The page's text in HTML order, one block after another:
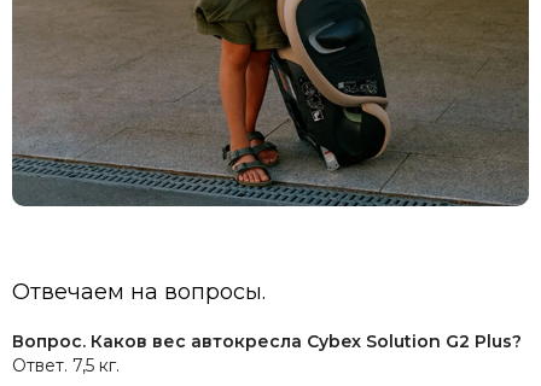
Отвечаем на вопросы.
Вопрос. Каков вес автокресла Cybex Solution G2 Plus?
Ответ. 7,5 кг.